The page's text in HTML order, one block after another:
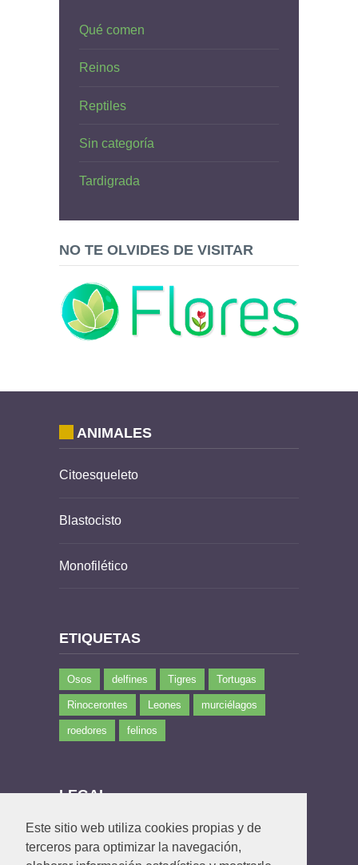
Este sitio web utiliza cookies propias y de
terceros para optimizar la navegación,
Qué comen
Reinos
Reptiles
Sin categoría
Tardigrada
NO TE OLVIDES DE VISITAR
ANIMALES
Citoesqueleto
Blastocisto
Monofilético
ETIQUETAS
Osos delfines Tigres Tortugas
Rinocerontes Leones murciélagos
roedores felinos
LEGAL
Política de privacidad
Política de Cookies